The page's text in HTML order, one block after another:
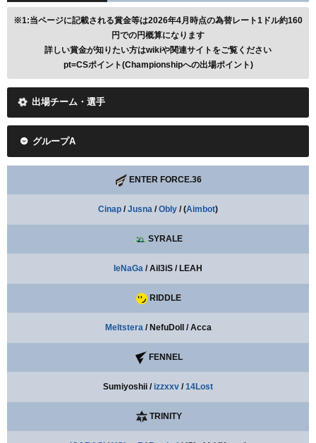
※1:当ページに記載される賞金等は2026年4月時点の為替レート1ドル約160
円での円概算になります
詳しい賞金が知りたい方はwikiや関連サイトをご覧ください
pt=CSポイント(Championshipへの出場ポイント)
出場チーム・選手
グループA
ENTER FORCE.36
Cinap /Jusna /Obly / (Aimbot)
SYRALE
IeNaGa / Ail3iS / LEAH
RIDDLE
Meltstera / NefuDoll / Acca
FENNEL
Sumiyoshii / izzxxv /14Lost
TRINITY